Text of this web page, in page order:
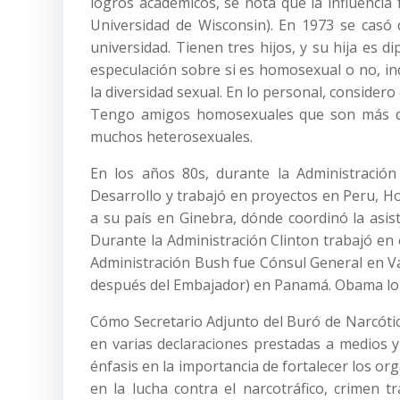
Universidad de Wisconsin). En 1973 se
universidad. Tienen tres hijos, y su hija es
especulación sobre si es homosexual o no,
la diversidad sexual. En lo personal,
Tengo amigos homosexuales que son
muchos heterosexuales.
En los años 80s, durante la
Desarrollo y trabajó en proyectos en Peru,
a su país en Ginebra, dónde coordinó la
Durante la Administración Clinton trabajó
Administración Bush fue Cónsul General en
después del Embajador) en Panamá. Obama
Cómo Secretario Adjunto del Buró de
en varias declaraciones prestadas a medios
énfasis en la importancia de fortalecer los
en la lucha contra el narcotráfico, crimen